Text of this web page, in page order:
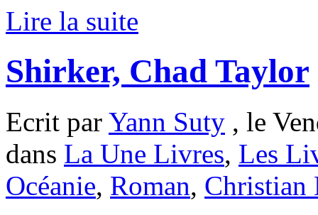
Lire la suite
Shirker, Chad Taylor
Ecrit par Yann Suty , le
dans La Une Livres, Les
Océanie, Roman, Christian